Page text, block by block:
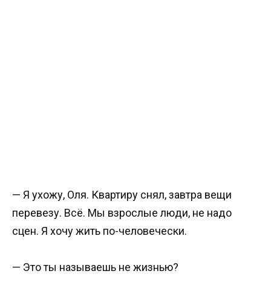
— Я ухожу, Оля. Квартиру снял, завтра вещи
перевезу. Всё. Мы взрослые люди, не надо
сцен. Я хочу жить по-человечески.
— Это ты называешь не жизнью?